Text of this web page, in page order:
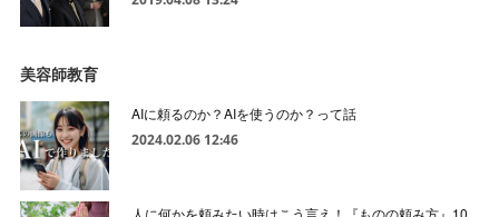
美容師教育
AIに頼るのか？AIを使うのか？って話
2024.02.06 12:46
人に何かを頼みたい時はこう言え！『ものの頼み方』10